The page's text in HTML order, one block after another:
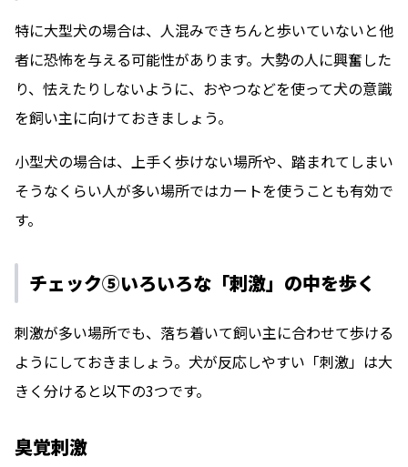
特に大型犬の場合は、人混みできちんと歩いていないと他
者に恐怖を与える可能性があります。大勢の人に興奮した
り、怯えたりしないように、おやつなどを使って犬の意識
を飼い主に向けておきましょう。
小型犬の場合は、上手く歩けない場所や、踏まれてしまい
そうなくらい人が多い場所ではカートを使うことも有効で
す。
チェック⑤いろいろな「刺激」の中を歩く
刺激が多い場所でも、落ち着いて飼い主に合わせて歩ける
ようにしておきましょう。犬が反応しやすい「刺激」は大
きく分けると以下の3つです。
臭覚刺激